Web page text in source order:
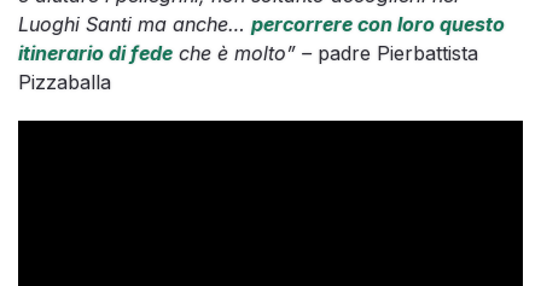
Luoghi Santi ma anche… percorrere con loro questo
itinerario di fede che è molto” – padre Pierbattista
Pizzaballa